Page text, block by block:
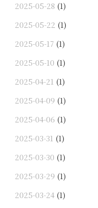
2025-05-28 (1)
2025-05-22 (1)
2025-05-17 (1)
2025-05-10 (1)
2025-04-21 (1)
2025-04-09 (1)
2025-04-06 (1)
2025-03-31 (1)
2025-03-30 (1)
2025-03-29 (1)
2025-03-24 (1)